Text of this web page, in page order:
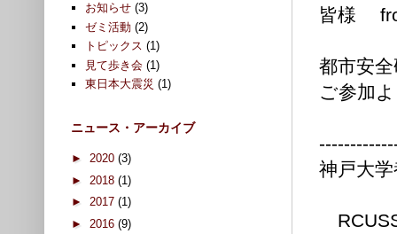
皆様
都市安
ご参加
神戸大
お知らせ (3)
ゼミ活動 (2)
トピックス (1)
見て歩き会 (1)
東日本大震災 (1)
ニュース・アーカイブ
► 2020 (3)
► 2018 (1)
► 2017 (1)
► 2016 (9)